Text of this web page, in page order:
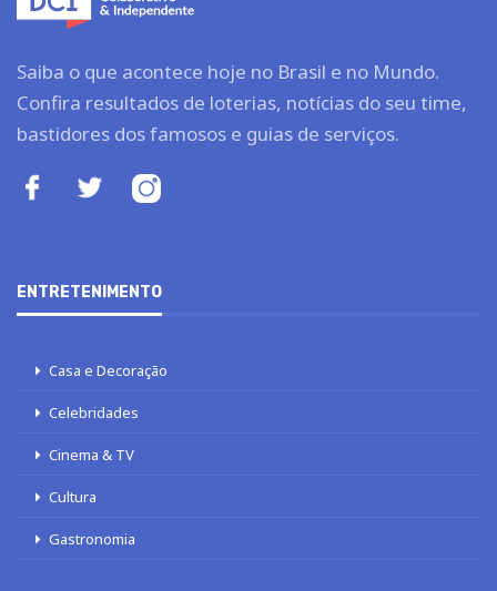
Saiba o que acontece hoje no Brasil e no Mundo.
Confira resultados de loterias, notícias do seu time,
bastidores dos famosos e guias de serviços.
ENTRETENIMENTO
Casa e Decoração
Celebridades
Cinema & TV
Cultura
Gastronomia